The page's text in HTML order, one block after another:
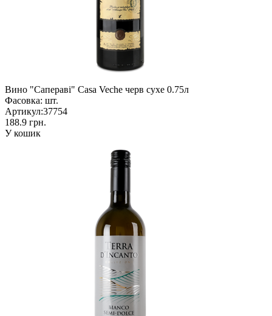
Вино "Сапераві" Casa Veche черв сухе 0.75л
Фасовка: шт.
Артикул:37754
188.9 грн.
У кошик